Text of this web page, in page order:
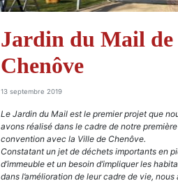
Jardin du Mail de
Chenôve
13 septembre 2019
Le Jardin du Mail est le premier projet que
avons réalisé dans le cadre de notre première
convention avec la Ville de Chenôve.
Constatant un jet de déchets importants en
d’immeuble et un besoin d’impliquer les
dans l’amélioration de leur cadre de vie, nous